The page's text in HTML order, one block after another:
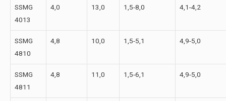
SSMG
4013
4,0 13,0 1,5-8,0 4,1-4,2
SSMG
4810
4,8 10,0 1,5-5,1 4,9-5,0
SSMG
4811
4,8 11,0 1,5-6,1 4,9-5,0